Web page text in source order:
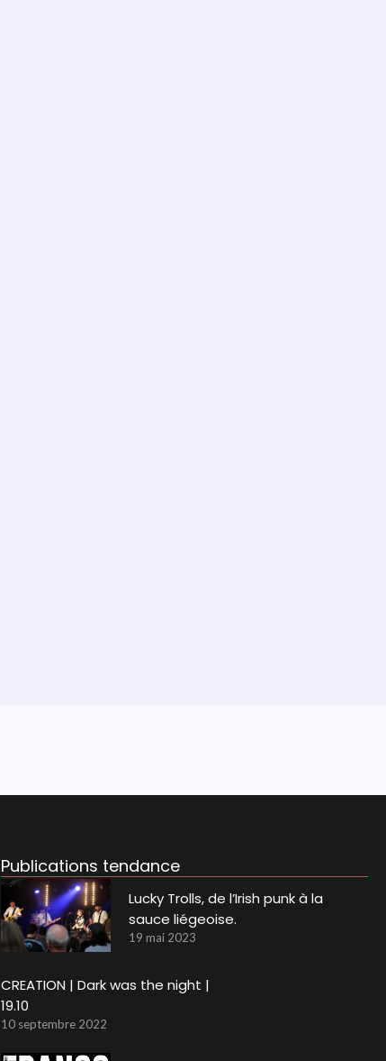
Publications tendance
Lucky Trolls, de l’Irish punk à la
sauce liégeoise.
19 mai 2023
CREATION | Dark was the night |
19.10
10 septembre 2022